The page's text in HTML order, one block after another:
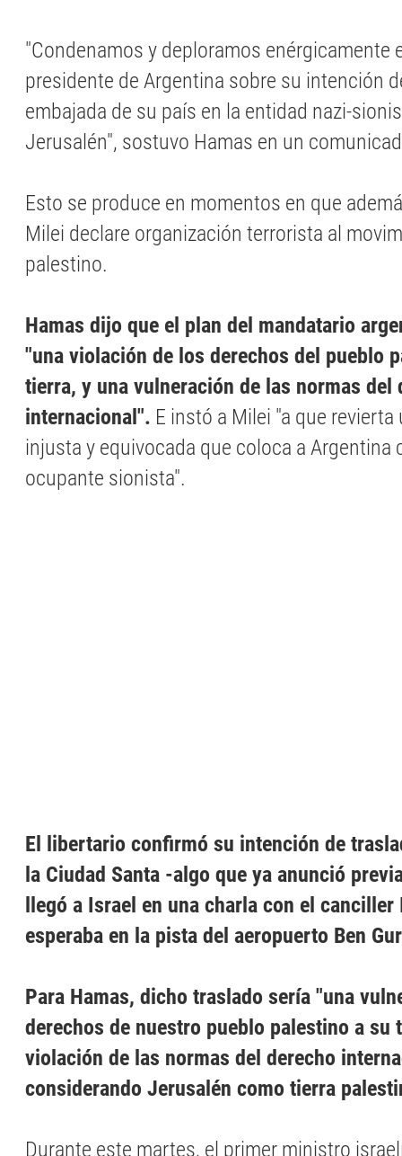
"Condenamos y deploramos enérgicamente
presidente de Argentina sobre su intención
embajada de su país en la entidad nazi-
Jerusalén", sostuvo Hamas en un
Esto se produce en momentos en que
Milei declare organización terrorista al
palestino.
Hamas dijo que el plan del mandatario
"una violación de los derechos del pueblo
tierra, y una vulneración de las normas del
internacional". E instó a Milei "a que
injusta y equivocada que coloca a Argentina
ocupante sionista".
El libertario confirmó su intención de
la Ciudad Santa -algo que ya anunció
llegó a Israel en una charla con el
esperaba en la pista del aeropuerto Ben
Para Hamas, dicho traslado sería "una
derechos de nuestro pueblo palestino a su
violación de las normas del derecho
considerando Jerusalén como tierra
Durante este martes, el primer ministro